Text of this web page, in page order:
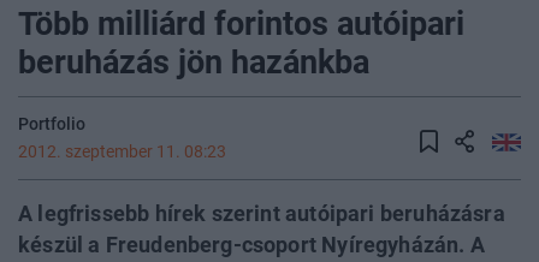
Több milliárd forintos autóipari
beruházás jön hazánkba
Portfolio
2012. szeptember 11. 08:23
A legfrissebb hírek szerint autóipari beruházásra
készül a Freudenberg-csoport Nyíregyházán. A